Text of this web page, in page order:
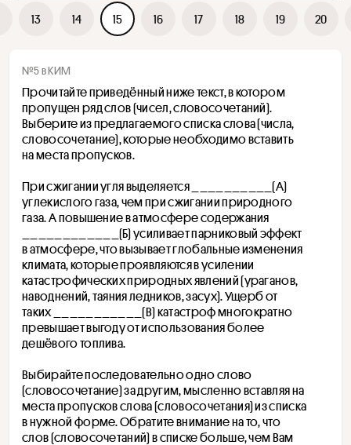
13 14 15 16 17 18 19 20
№5 в КИМ
Прочитайте приведённый ниже текст, в котором
пропущен ряд слов (чисел, словосочетаний).
Выберите из предлагаемого списка слова (числа,
словосочетание), которые необходимо вставить
на места пропусков.
При сжигании угля выделяется __________(А)
углекислого газа, чем при сжигании природного
газа. А повышение в атмосфере содержания
____________(Б) усиливает парниковый эффект
в атмосфере, что вызывает глобальные изменения
климата, которые проявляются в усилении
катастрофических природных явлений (ураганов,
наводнений, таяния ледников, засух). Ущерб от
таких ___________(В) катастроф многократно
превышает выгоду от использования более
дешёвого топлива.
Выбирайте последовательно одно слово
(словосочетание) за другим, мысленно вставляя на
места пропусков слова (словосочетания) из списка
в нужной форме. Обратите внимание на то, что
слов (словосочетаний) в списке больше, чем Вам